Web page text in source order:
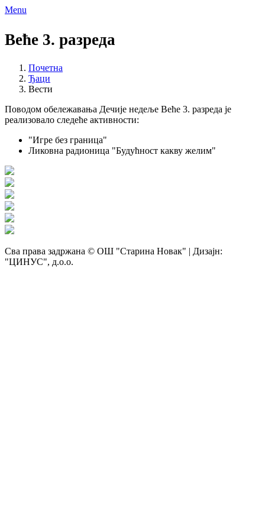
Menu
Веће 3. разреда
Почетна
Ђаци
Вести
Поводом обележавања Дечије недеље Веће 3. разреда је
реализовало следеће активности:
"Игре без граница"
Ликовна радионица "Будућност какву желим"
Сва права задржана © ОШ "Старина Новак" | Дизајн:
"ЦИНУС", д.о.о.